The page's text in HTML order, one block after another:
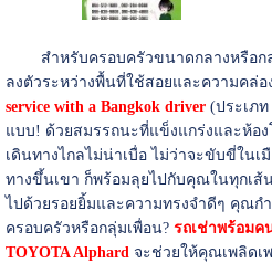
สำหรับครอบครัวขนาดกลางหรือกลุ่
ลงตัวระหว่างพื้นที่ใช้สอยและความคล่อ
service with a Bangkok driver(ประเภท
แบบ! ด้วยสมรรถนะที่แข็งแกร่งและห้อง
เดินทางไกลไม่น่าเบื่อ ไม่ว่าจะขับขี่ในเ
ทางขึ้นเขา ก็พร้อมลุยไปกับคุณในทุกเส้
ไปด้วยรอยยิ้มและความทรงจำดีๆ คุณก
ครอบครัวหรือกลุ่มเพื่อน? รถเช่าพร้อมค
TOYOTA Alphard จะช่วยให้คุณเพลิดเ